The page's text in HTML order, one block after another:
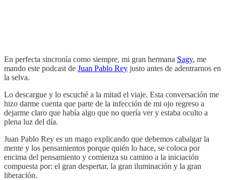
En perfecta sincronía como siempre, mi gran hermana Sagy, me
mando este podcast de Juan Pablo Rey justo antes de adentrarnos en
la selva.
Lo descargue y lo escuché a la mitad el viaje. Esta conversación me
hizo darme cuenta que parte de la infección de mi ojo regreso a
dejarme claro que había algo que no quería ver y estaba oculto a
plena luz del día.
Juan Pablo Rey es un mago explicando que debemos cabalgar la
mente y los pensamientos porque quién lo hace, se coloca por
encima del pensamiento y comienza su camino a la iniciación
compuesta por: el gran despertar, la gran iluminación y la gran
liberación.